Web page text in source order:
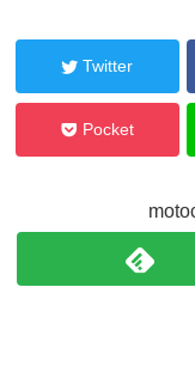
Twitter
Pocket